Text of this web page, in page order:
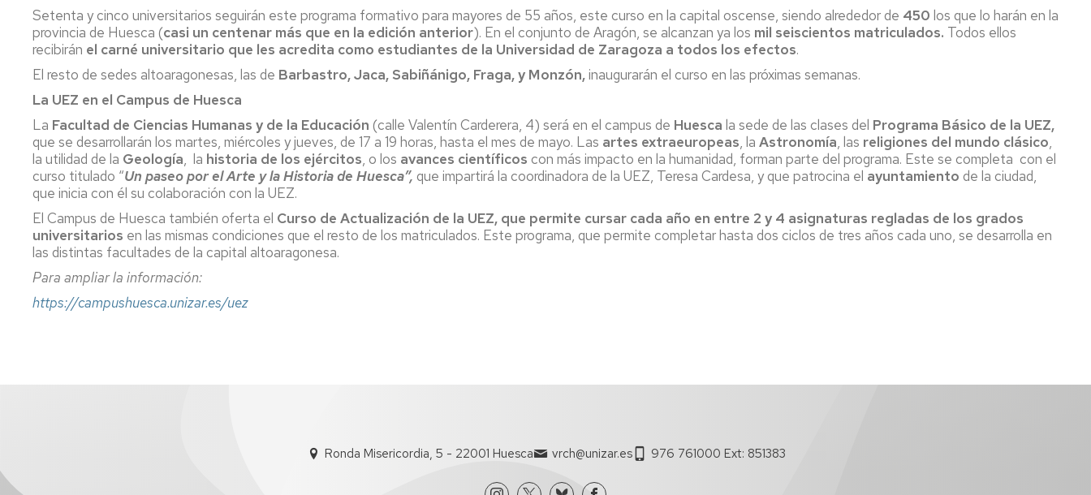
instalaciones
deportivas
Informática
comunicaciones
Servicio
de
Mantenimiento
Conserjería
y
correo
interno
Otros
Setenta y cinco universitarios seguirán este programa formativo para mayores de 55 años, este curso en la capital oscense, siendo alrededor de 450 los que lo harán en la
provincia de Huesca (casi un centenar más que en la edición anterior). En el conjunto de Aragón, se alcanzan ya los mil seiscientos matriculados. Todos ellos
recibirán el carné universitario que les acredita como estudiantes de la Universidad de Zaragoza a todos los efectos.
El resto de sedes altoaragonesas, las de Barbastro, Jaca, Sabiñánigo, Fraga, y Monzón,inaugurarán el curso en las próximas semanas.
La UEZ en el Campus de Huesca
La Facultad de Ciencias Humanas y de la Educación (calle Valentín Carderera, 4) será en el campus de Huesca la sede de las clases del Programa Básico de la UEZ,
que se desarrollarán los martes, miércoles y jueves, de 17 a 19 horas, hasta el mes de mayo. Las artes extraeuropeas, la Astronomía, las religiones del mundo clásico,
la utilidad de la Geología, la historia de los ejércitos, o los avances científicos con más impacto en la humanidad, forman parte del programa. Este se completa con el
curso titulado “Un paseo por el Arte y la Historia de Huesca”, que impartirá la coordinadora de la UEZ, Teresa Cardesa, y que patrocina el ayuntamiento de la ciudad,
que inicia con él su colaboración con la UEZ.
El Campus de Huesca también oferta el Curso de Actualización de la UEZ, que permite cursar cada año en entre 2 y 4 asignaturas regladas de los grados
universitarios en las mismas condiciones que el resto de los matriculados. Este programa, que permite completar hasta dos ciclos de tres años cada uno, se desarrolla en
las distintas facultades de la capital altoaragonesa.
Para ampliar la información:
https://campushuesca.unizar.es/uez
Ronda Misericordia, 5 - 22001 Huesca vrch@unizar.es 976 761000 Ext: 851383